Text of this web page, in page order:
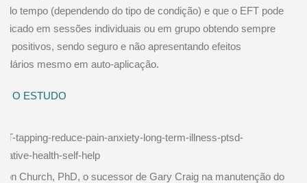
do tempo (dependendo do tipo de condição) e que o EFT pode
em sessões individuais ou em grupo obtendo sempre
positivos, sendo seguro e não apresentando efeitos
mesmo em auto-aplicação.
O ESTUDO
Church, PhD, o sucessor de Gary Craig na manutenção do